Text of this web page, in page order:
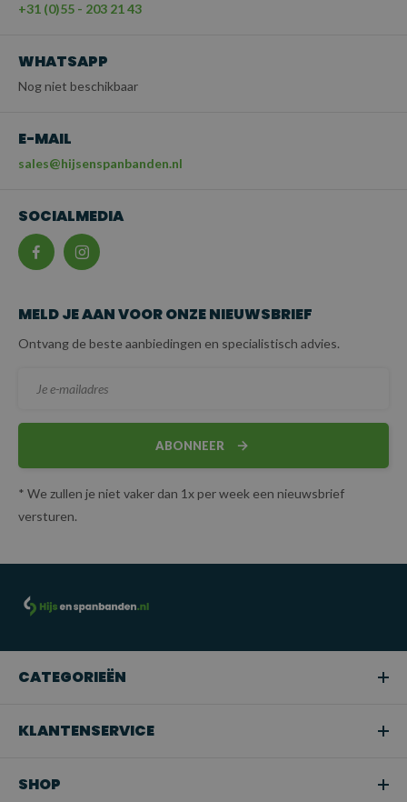
+31 (0)55 - 203 21 43
WHATSAPP
Nog niet beschikbaar
E-MAIL
sales@hijsenspanbanden.nl
SOCIALMEDIA
MELD JE AAN VOOR ONZE NIEUWSBRIEF
Ontvang de beste aanbiedingen en specialistisch advies.
ABONNEER
* We zullen je niet vaker dan 1x per week een nieuwsbrief
versturen.
CATEGORIEËN
KLANTENSERVICE
SHOP